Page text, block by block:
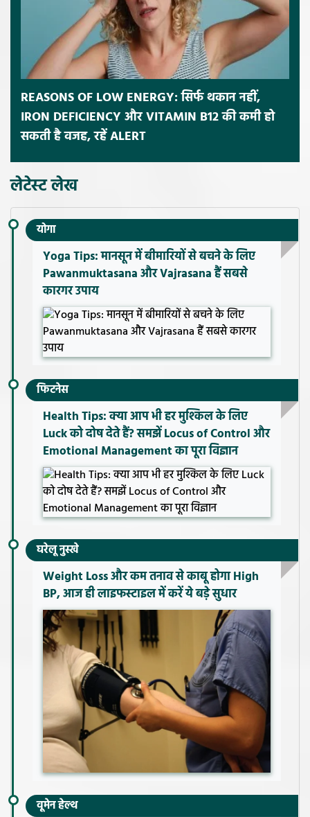
REASONS OF LOW ENERGY: सिर्फ थकान नहीं,
IRON DEFICIENCY और VITAMIN B12 की कमी हो
सकती है वजह, रहें ALERT
लेटेस्ट लेख
योगा
Yoga Tips: मानसून में बीमारियों से बचने के लिए
Pawanmuktasana और Vajrasana हैं सबसे
कारगर उपाय
फिटनेस
Health Tips: क्या आप भी हर मुश्किल के लिए
Luck को दोष देते हैं? समझें Locus of Control और
Emotional Management का पूरा विज्ञान
घरेलू नुस्खे
Weight Loss और कम तनाव से काबू होगा High
BP, आज ही लाइफस्टाइल में करें ये बड़े सुधार
वूमेन हेल्थ